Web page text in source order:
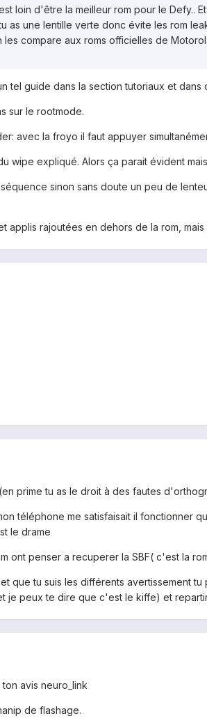
loin d'être la meilleur rom pour le Defy..
as une lentille verte donc évite les rom
compare aux roms officielles de
tel guide dans la section tutoriaux et
sur le rootmode.
avec la froyo il faut appuyer
wipe expliqué. Alors ça parait évident
sinon sans doute un peu de
rajoutées en dehors de la rom,
prime tu as le droit à des fautes
téléphone me satisfaisait il fonctionner
le drame
ont penser a recuperer la SBF( c'est la
que tu suis les différents avertissement
je peux te dire que c'est le kiffe) et
avis neuro_link
de flashage.